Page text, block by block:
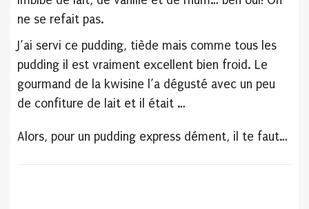
ne se refait pas.
J’ai servi ce pudding, tiède mais comme tous les
pudding il est vraiment excellent bien froid. Le
gourmand de la kwisine l’a dégusté avec un peu
de confiture de lait et il était …
Alors, pour un pudding express dément, il te faut…